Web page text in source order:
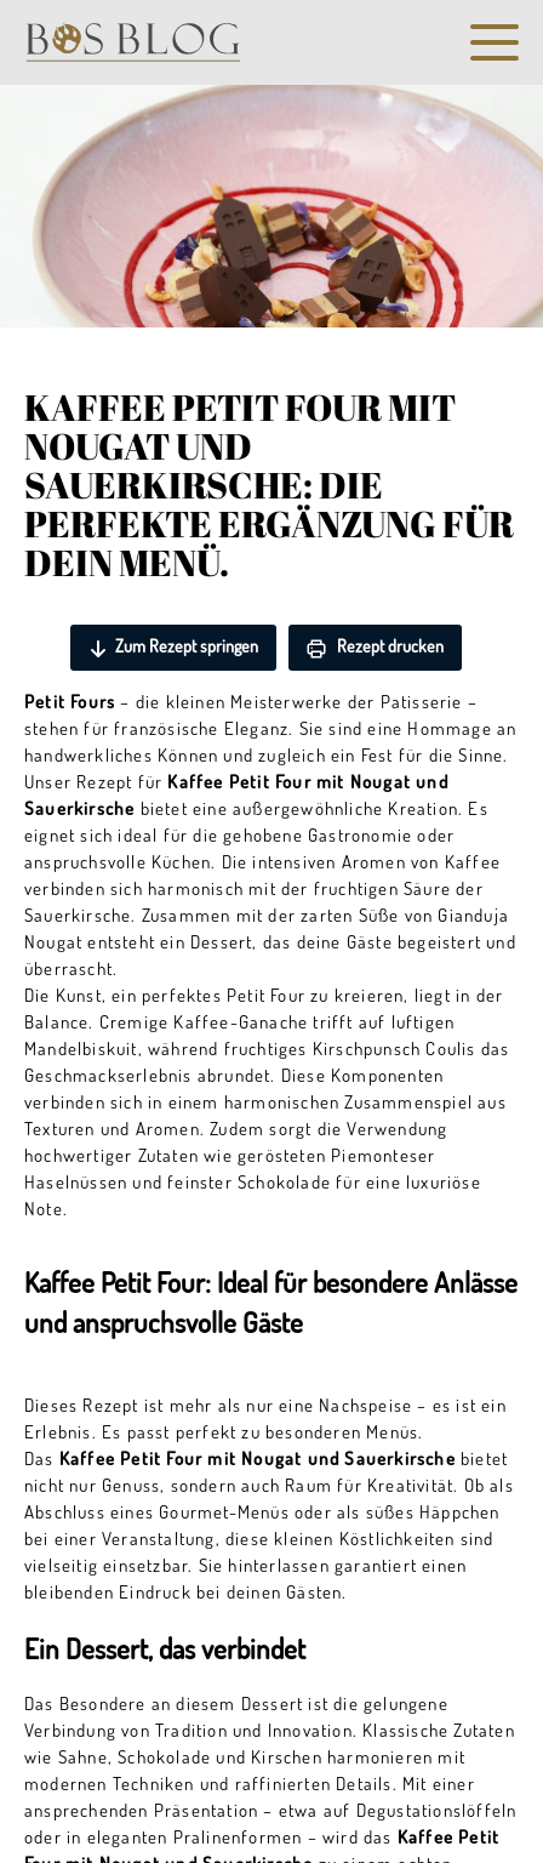
KAFFEE PETIT FOUR MIT
NOUGAT UND
SAUERKIRSCHE: DIE
PERFEKTE ERGÄNZUNG FÜR
DEIN MENÜ.
Zum Rezept springen Rezept drucken
Petit Fours – die kleinen Meisterwerke der Patisserie –
stehen für französische Eleganz. Sie sind eine Hommage an
handwerkliches Können und zugleich ein Fest für die Sinne.
Unser Rezept für Kaffee Petit Four mit Nougat und
Sauerkirsche bietet eine außergewöhnliche Kreation. Es
eignet sich ideal für die gehobene Gastronomie oder
anspruchsvolle Küchen. Die intensiven Aromen von Kaffee
verbinden sich harmonisch mit der fruchtigen Säure der
Sauerkirsche. Zusammen mit der zarten Süße von Gianduja
Nougat entsteht ein Dessert, das deine Gäste begeistert und
überrascht.
Die Kunst, ein perfektes Petit Four zu kreieren, liegt in der
Balance. Cremige Kaffee-Ganache trifft auf luftigen
Mandelbiskuit, während fruchtiges Kirschpunsch Coulis das
Geschmackserlebnis abrundet. Diese Komponenten
verbinden sich in einem harmonischen Zusammenspiel aus
Texturen und Aromen. Zudem sorgt die Verwendung
hochwertiger Zutaten wie gerösteten Piemonteser
Haselnüssen und feinster Schokolade für eine luxuriöse
Note.
Kaffee Petit Four: Ideal für besondere Anlässe
und anspruchsvolle Gäste
Dieses Rezept ist mehr als nur eine Nachspeise – es ist ein
Erlebnis. Es passt perfekt zu besonderen Menüs.
Das Kaffee Petit Four mit Nougat und Sauerkirsche bietet
nicht nur Genuss, sondern auch Raum für Kreativität. Ob als
Abschluss eines Gourmet-Menüs oder als süßes Häppchen
bei einer Veranstaltung, diese kleinen Köstlichkeiten sind
vielseitig einsetzbar. Sie hinterlassen garantiert einen
bleibenden Eindruck bei deinen Gästen.
Ein Dessert, das verbindet
Das Besondere an diesem Dessert ist die gelungene
Verbindung von Tradition und Innovation. Klassische Zutaten
wie Sahne, Schokolade und Kirschen harmonieren mit
modernen Techniken und raffinierten Details. Mit einer
ansprechenden Präsentation – etwa auf Degustationslöffeln
oder in eleganten Pralinenformen – wird das Kaffee Petit